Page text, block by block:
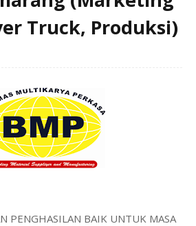
Truck, Produksi)
PENGHASILAN BAIK UNTUK MASA